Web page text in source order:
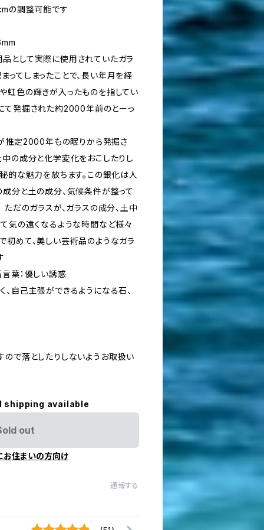
の調整可能です
として実際に使用されていたガラ
てしまったことで、長い年月を経
虹色の輝きが入ったものを指してい
て発掘された約2000年前のとーっ
推定2000年もの眠りから発掘さ
の成分と化学変化をおこしたりし
的な魅力を放ちます。この銀化は人
分と土の成分、気候条件が整って
だのガラスが、ガラスの成分、土中
気の遠くなるような時間など様々
初めて、美しい芸術品のようなガラ
葉：優しい誘惑
自己主張ができるようになる石、
で落としたりしないようお取扱い
shipping available
out
お住まいの方向け
通報する